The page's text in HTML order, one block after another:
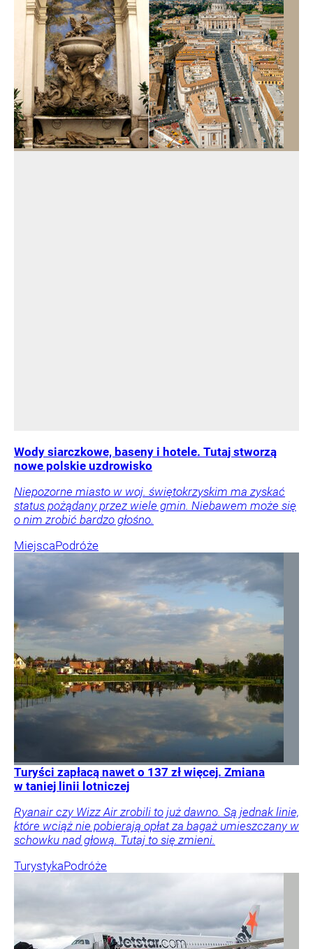
Wody siarczkowe, baseny i hotele. Tutaj stworzą
nowe polskie uzdrowisko
Niepozorne miasto w woj. świętokrzyskim ma zyskać
status pożądany przez wiele gmin. Niebawem może się
o nim zrobić bardzo głośno.
MiejscaPodróże
Turyści zapłacą nawet o 137 zł więcej. Zmiana
w taniej linii lotniczej
Ryanair czy Wizz Air zrobili to już dawno. Są jednak linie,
które wciąż nie pobierają opłat za bagaż umieszczany w
schowku nad głową. Tutaj to się zmieni.
TurystykaPodróże